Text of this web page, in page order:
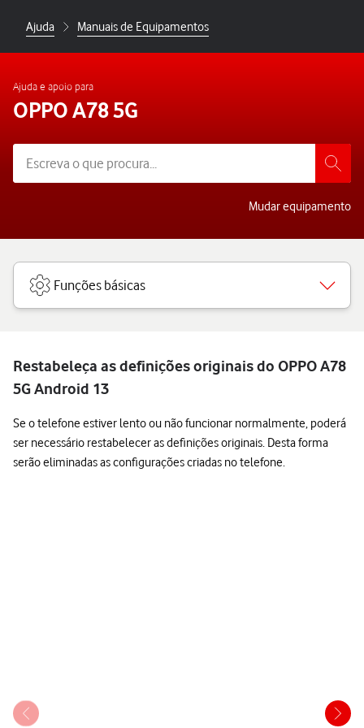
Ajuda Manuais de Equipamentos
Ajuda e apoio para
OPPO A78 5G
Mudar equipamento
Funções básicas
Restabeleça as definições originais do OPPO A78
5G Android 13
Se o telefone estiver lento ou não funcionar normalmente, poderá
ser necessário restabelecer as definições originais. Desta forma
serão eliminadas as configurações criadas no telefone.